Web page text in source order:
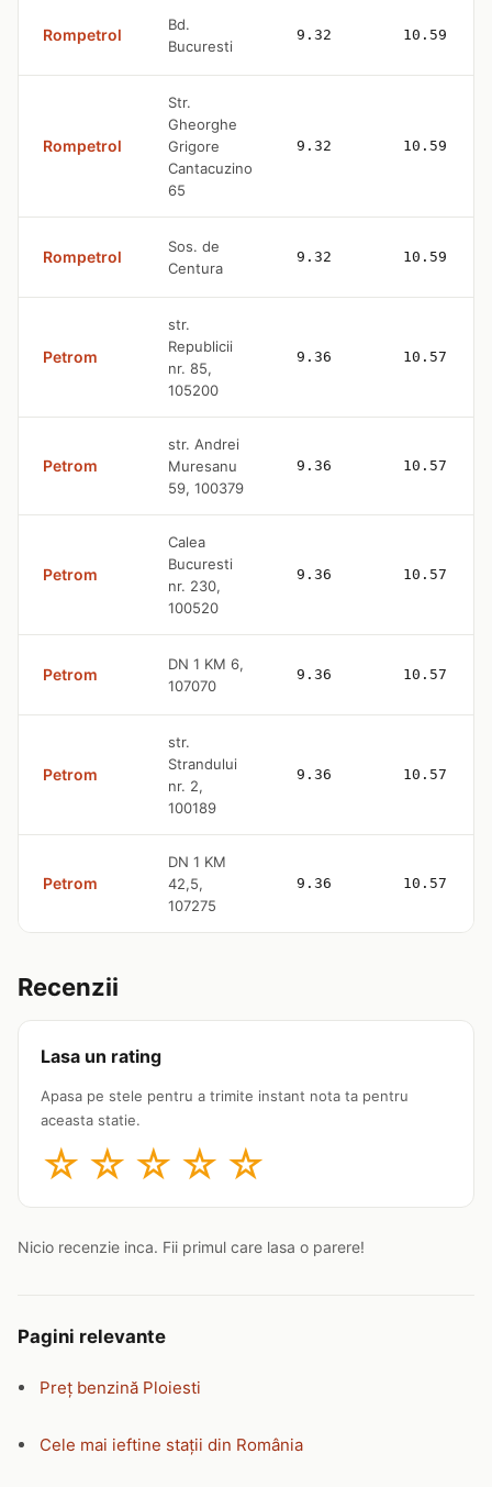
Rompetrol
Bd.
Bucuresti
9.32 10.59
Rompetrol
Str.
Gheorghe
Grigore
Cantacuzino
65
9.32 10.59
Rompetrol
Sos. de
Centura
9.32 10.59
Petrom
str.
Republicii
nr. 85,
105200
9.36 10.57
Petrom
str. Andrei
Muresanu
59, 100379
9.36 10.57
Petrom
Calea
Bucuresti
nr. 230,
100520
9.36 10.57
Petrom
DN 1 KM 6,
107070
9.36 10.57
Petrom
str.
Strandului
nr. 2,
100189
9.36 10.57
Petrom
DN 1 KM
42,5,
107275
9.36 10.57
Recenzii
Lasa un rating
Apasa pe stele pentru a trimite instant nota ta pentru
aceasta statie.
☆ ☆ ☆ ☆ ☆
Nicio recenzie inca. Fii primul care lasa o parere!
Pagini relevante
Preț benzină Ploiesti
Cele mai ieftine stații din România